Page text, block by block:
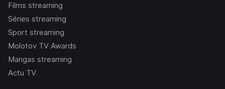
Films streaming
Séries streaming
Sport streaming
Molotov TV Awards
Mangas streaming
Actu TV